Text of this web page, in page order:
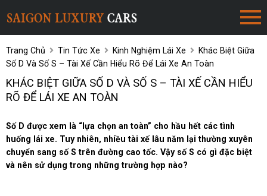
Trang Chủ Tin Tức Xe Kinh Nghiệm Lái Xe
Khác Biệt Giữa
Số D Và Số S – Tài Xế Cần Hiểu Rõ Để Lái Xe An Toàn
KHÁC BIỆT GIỮA SỐ D VÀ SỐ S – TÀI XẾ CẦN HIỂU
RÕ ĐỂ LÁI XE AN TOÀN
Số D được xem là “lựa chọn an toàn” cho hầu hết các tình
huống lái xe. Tuy nhiên, nhiều tài xế lâu năm lại thường xuyên
chuyển sang số S trên đường cao tốc. Vậy số S có gì đặc biệt
và nên sử dụng trong những trường hợp nào?